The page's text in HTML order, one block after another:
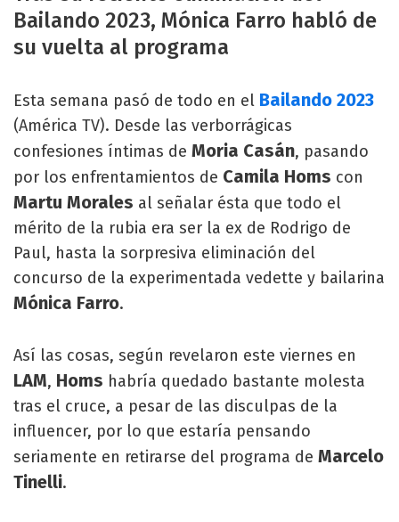
Bailando 2023, Mónica Farro habló de
su vuelta al programa
Esta semana pasó de todo en el Bailando 2023
(América TV). Desde las verborrágicas
confesiones íntimas de Moria Casán, pasando
por los enfrentamientos de Camila Homs con
Martu Morales al señalar ésta que todo el
mérito de la rubia era ser la ex de Rodrigo de
Paul, hasta la sorpresiva eliminación del
concurso de la experimentada vedette y bailarina
Mónica Farro.
Así las cosas, según revelaron este viernes en
LAM, Homs habría quedado bastante molesta
tras el cruce, a pesar de las disculpas de la
influencer, por lo que estaría pensando
seriamente en retirarse del programa de Marcelo
Tinelli.